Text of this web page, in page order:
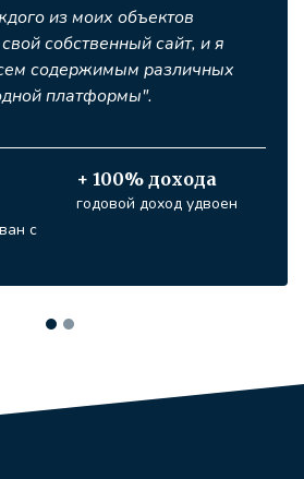
из моих объектов
собственный сайт, и я
содержимым различных
платформы".
с
+ 100% дохода
годовой доход удвоен